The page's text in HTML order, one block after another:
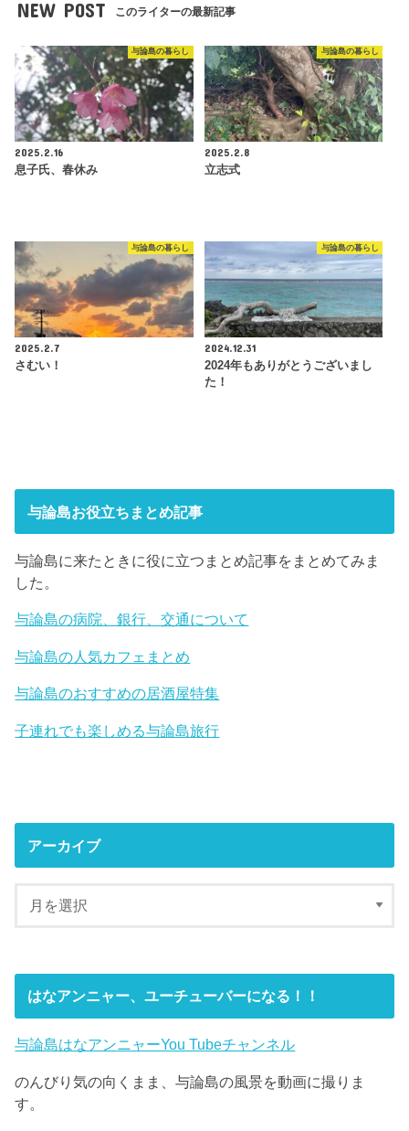
NEW POST このライターの最新記事
与論島の暮らし
2025.2.16
息子氏、春休み
与論島の暮らし
2025.2.8
立志式
与論島の暮らし
2025.2.7
さむい！
与論島の暮らし
2024.12.31
2024年もありがとうございまし
た！
与論島お役立ちまとめ記事
与論島に来たときに役に立つまとめ記事をまとめてみま
した。
与論島の病院、銀行、交通について
与論島の人気カフェまとめ
与論島のおすすめの居酒屋特集
子連れでも楽しめる与論島旅行
アーカイブ
はなアンニャー、ユーチューバーになる！！
与論島はなアンニャーYou Tubeチャンネル
のんびり気の向くまま、与論島の風景を動画に撮りま
す。